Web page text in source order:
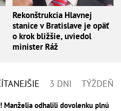
Rekonštrukcia Hlavnej
stanice v Bratislave je opäť
o krok bližšie, uviedol
minister Ráž
3 DNI TÝŽDEŇ
Manželia odhalili dovolenku plnú